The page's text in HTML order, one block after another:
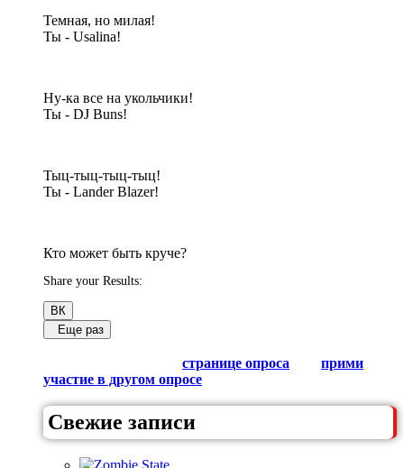
Темная, но милая!
Ты - Usalina!
Ну-ка все на укольчики!
Ты - DJ Buns!
Тыц-тыц-тыц-тыц!
Ты - Lander Blazer!
Кто может быть круче?
Share your Results:
ВК
Еще раз
странице опроса
прими
участие в другом опросе
Свежие записи